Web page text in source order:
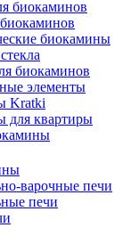
биокаминов
биокамины
биокаминов
элементы
Kratki
для квартиры
варочные печи
печи